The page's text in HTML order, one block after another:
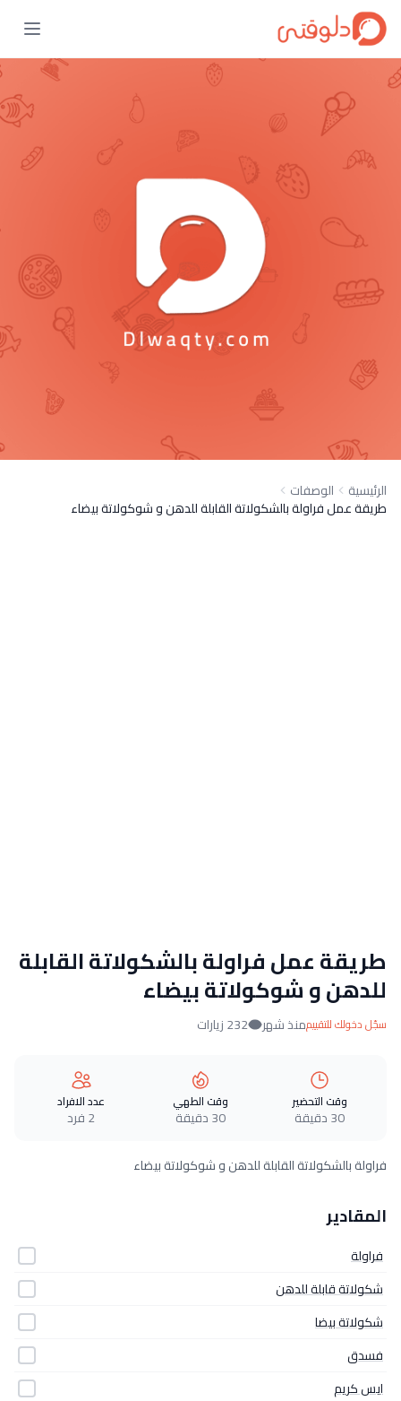
الرئيسية الوصفات
طريقة عمل فراولة بالشكولاتة القابلة للدهن و شوكولاتة بيضاء
طريقة عمل فراولة بالشكولاتة القابلة
للدهن و شوكولاتة بيضاء
سجّل دخولك للتقييممنذ شهر 232 زيارات
وقت التحضير
30 دقيقة
وقت الطهي
30 دقيقة
عدد الافراد
2 فرد
فراولة بالشكولاتة القابلة للدهن و شوكولاتة بيضاء
المقادير
فراولة
شكولاتة قابلة للدهن
شكولاتة بيضا
فسدق
ايس كريم